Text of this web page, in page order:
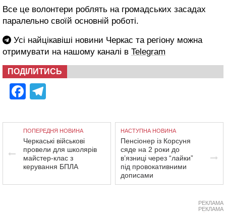
Все це волонтери роблять на громадських засадах
паралельно своїй основній роботі.
Усі найцікавіші новини Черкас та регіону можна
отримувати на нашому каналі в Telegram
ПОДІЛИТИСЬ
Facebook
ПОПЕРЕДНЯ НОВИНА
Черкаські військові
провели для школярів
майстер-клас з
керування БПЛА
НАСТУПНА НОВИНА
Пенсіонер із Корсуня
сяде на 2 роки до
в’язниці через “лайки”
під провокативними
дописами
РЕКЛАМА
РЕКЛАМА